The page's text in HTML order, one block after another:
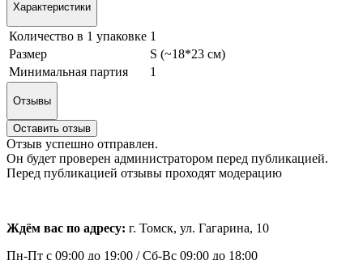
Характеристики
Количество в 1 упаковке 1
Размер
S (~18*23 см)
Минимальная партия
1
Отзывы
Оставить отзыв
Отзыв успешно отправлен.
Он будет проверен администратором перед публикацией.
Перед публикацией отзывы проходят модерацию
Ждём вас по адресу: г. Томск, ул. Гагарина, 10
Пн-Пт с 09:00 до 19:00 /Сб-Вс 09:00 до 18:00